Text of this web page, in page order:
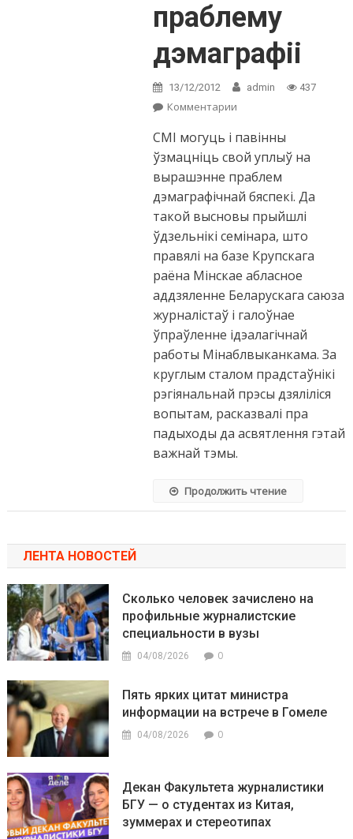
праблему
дэмаграфіі
13/12/2012 admin 437
Комментарии
павінны ўзмацніць
уплыў на
праблему
дэмаграфіі
СМI могуць і павінны
ўзмацніць свой уплыў на
вырашэнне праблем
дэмаграфічнай бяспекі. Да
такой высновы прыйшлі
ўдзельнікі семінара, што
правялі на базе Крупскага
раёна Мінскае абласное
аддзяленне Беларускага саюза
журналістаў і галоўнае
ўпраўленне ідэалагічнай
работы Мінаблвыканкама. За
круглым сталом прадстаўнікі
рэгіянальнай прэсы дзяліліся
вопытам, расказвалі пра
падыходы да асвятлення гэтай
важнай тэмы.
Продолжить чтение
ЛЕНТА НОВОСТЕЙ
Сколько человек зачислено на
профильные журналистские
специальности в вузы
04/08/2026 0
Пять ярких цитат министра
информации на встрече в Гомеле
04/08/2026 0
Декан Факультета журналистики
БГУ — о студентах из Китая,
зуммерах и стереотипах